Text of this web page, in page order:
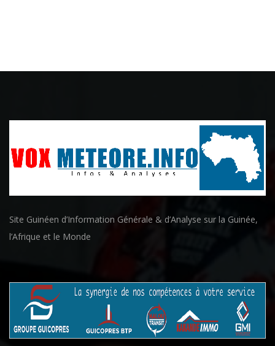
Site Guinéen d’Information Générale & d’Analyse sur la Guinée,
l’Afrique et le Monde